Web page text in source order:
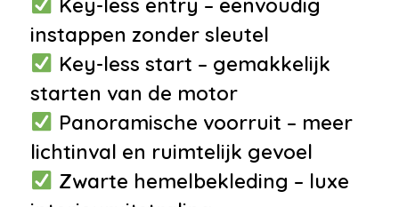
•Isofix bevestiging voor
kinderzitjes
•Airbag(s) hoofd achter
•Airbag(s) hoofd voor
•Airbag(s) side voor
•Airbag bestuurder
Key-less entry – eenvoudig
instappen zonder sleutel
Key-less start – gemakkelijk
starten van de motor
Panoramische voorruit – meer
lichtinval en ruimtelijk gevoel
Zwarte hemelbekleding – luxe